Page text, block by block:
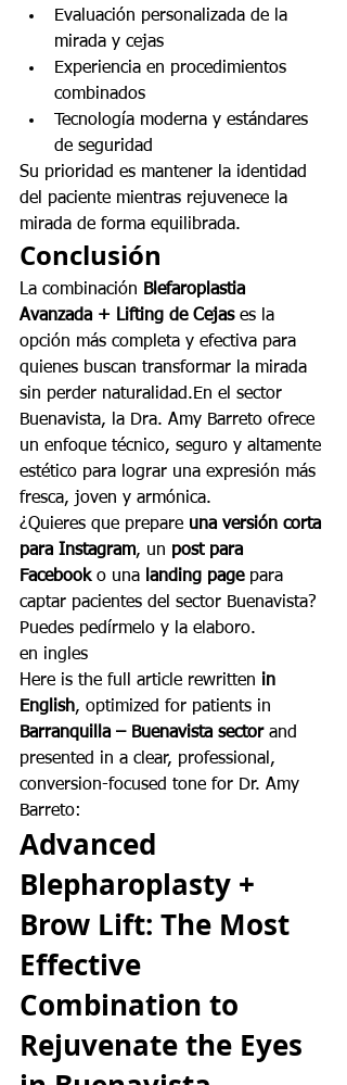
Evaluación personalizada de la
mirada y cejas
Experiencia en procedimientos
combinados
Tecnología moderna y estándares
de seguridad
Su prioridad es mantener la identidad
del paciente mientras rejuvenece la
mirada de forma equilibrada.
Conclusión
La combinación Blefaroplastia
Avanzada + Lifting de Cejas es la
opción más completa y efectiva para
quienes buscan transformar la mirada
sin perder naturalidad.En el sector
Buenavista, la Dra. Amy Barreto ofrece
un enfoque técnico, seguro y altamente
estético para lograr una expresión más
fresca, joven y armónica.
¿Quieres que prepare una versión corta
para Instagram, un post para
Facebook o una landing page para
captar pacientes del sector Buenavista?
Puedes pedírmelo y la elaboro.
en ingles
Here is the full article rewritten in
English, optimized for patients in
Barranquilla – Buenavista sector and
presented in a clear, professional,
conversion-focused tone for Dr. Amy
Barreto:
Advanced
Blepharoplasty +
Brow Lift: The Most
Effective
Combination to
Rejuvenate the Eyes